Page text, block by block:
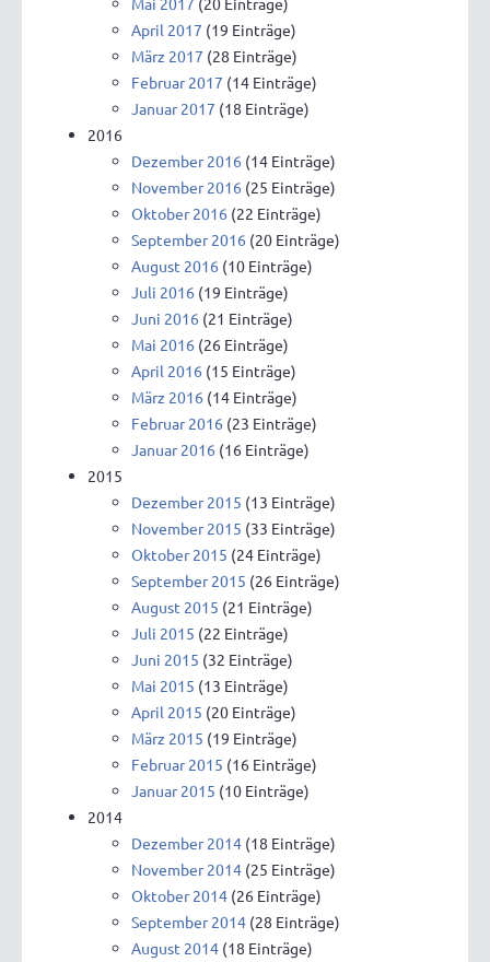
April 2017 (19 Einträge)
März 2017 (28 Einträge)
Februar 2017 (14 Einträge)
Januar 2017 (18 Einträge)
2016
Dezember 2016 (14 Einträge)
November 2016 (25 Einträge)
Oktober 2016 (22 Einträge)
September 2016 (20 Einträge)
August 2016 (10 Einträge)
Juli 2016 (19 Einträge)
Juni 2016 (21 Einträge)
Mai 2016 (26 Einträge)
April 2016 (15 Einträge)
März 2016 (14 Einträge)
Februar 2016 (23 Einträge)
Januar 2016 (16 Einträge)
2015
Dezember 2015 (13 Einträge)
November 2015 (33 Einträge)
Oktober 2015 (24 Einträge)
September 2015 (26 Einträge)
August 2015 (21 Einträge)
Juli 2015 (22 Einträge)
Juni 2015 (32 Einträge)
Mai 2015 (13 Einträge)
April 2015 (20 Einträge)
März 2015 (19 Einträge)
Februar 2015 (16 Einträge)
Januar 2015 (10 Einträge)
2014
Dezember 2014 (18 Einträge)
November 2014 (25 Einträge)
Oktober 2014 (26 Einträge)
September 2014 (28 Einträge)
August 2014 (18 Einträge)